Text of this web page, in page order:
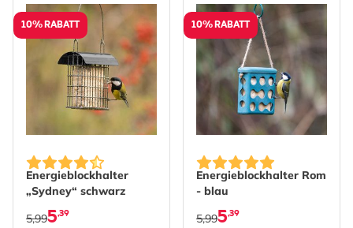
10% RABATT
Energieblockhalter
„Sydney“ schwarz
5,39
5,99
10% RABATT
Energieblockhalter Rom
- blau
5,39
5,99